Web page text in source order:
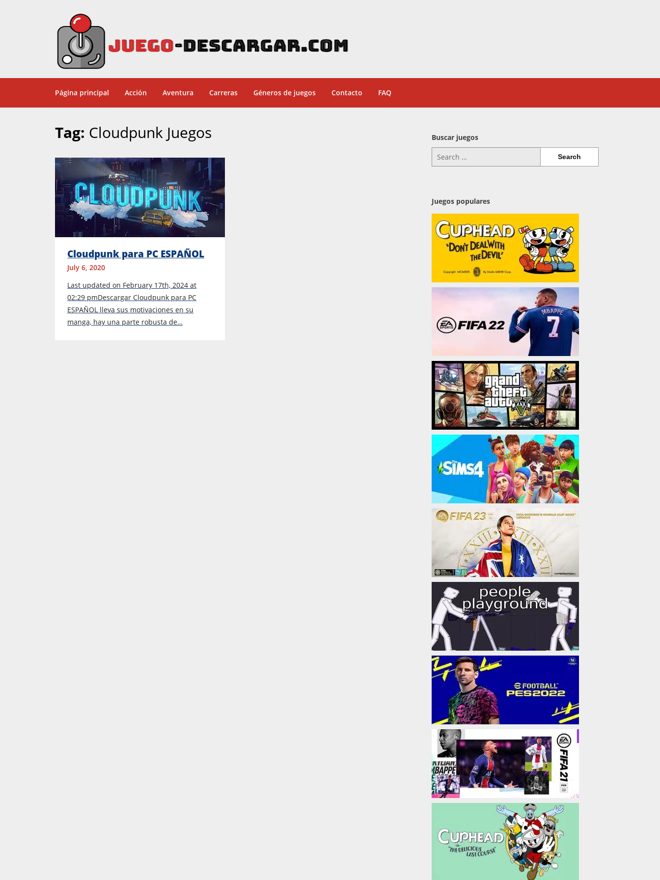
Página principal Acción Aventura Carreras Géneros de juegos Contacto FAQ
Tag: Cloudpunk Juegos
Cloudpunk para PC ESPAÑOL
July 6, 2020
Last updated on February 17th, 2024 at
02:29 pmDescargar Cloudpunk para PC
ESPAÑOL lleva sus motivaciones en su
manga, hay una parte robusta de…
Buscar juegos
for:
Juegos populares